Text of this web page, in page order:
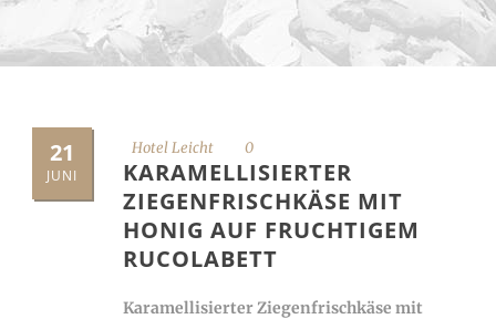
21
JUNI
Hotel Leicht 0
KARAMELLISIERTER
ZIEGENFRISCHKÄSE MIT
HONIG AUF FRUCHTIGEM
RUCOLABETT
Karamellisierter Ziegenfrischkäse mit